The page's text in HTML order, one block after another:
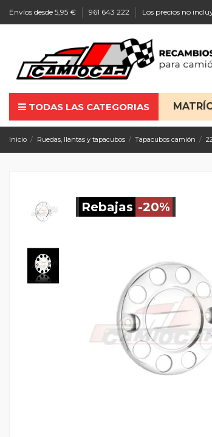
Envíos desde 5,95 € 961 643 222 Los precios no
TODAS LAS CATEGORIAS
Inicio Ruedas, llantas y tapacubos Tapacubos camión
Rebajas -20%